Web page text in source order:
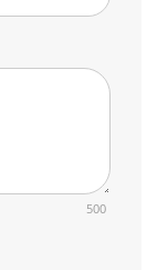
500